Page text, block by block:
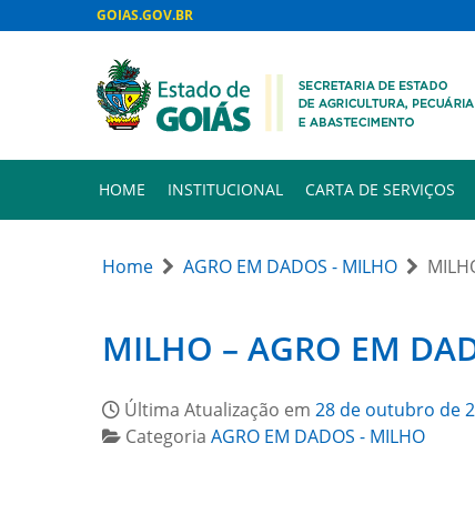
GOIAS.GOV.BR
HOME INSTITUCIONAL CARTA DE SERVIÇOS
Home AGRO EM DADOS - MILHO
MILHO – AGRO EM
Última Atualização em 28 de outubro de
Categoria AGRO EM DADOS - MILHO